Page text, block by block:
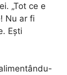
„Tot ce e
Nu ar fi
Ești